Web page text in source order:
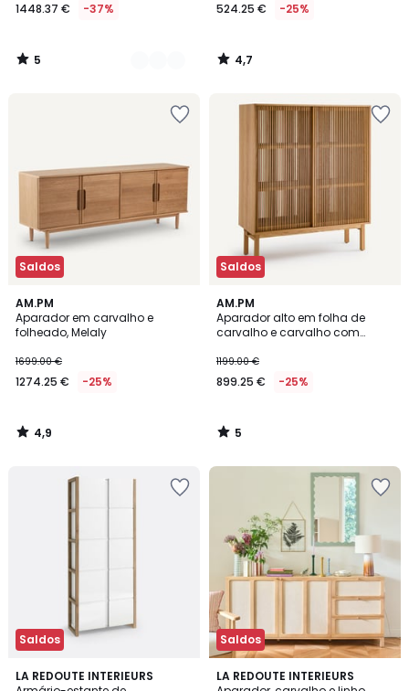
1448.37 € -37%
5
/
524.25 € -25%
4,7
/
Saldos
AM.PM
Aparador em carvalho e
folheado, Melaly
1699.00 €
1274.25 € -25%
4,9
/ 5
4,9
/
Saldos
AM.PM
Aparador alto em folha de
carvalho e carvalho com
1199.00 €
899.25 € -25%
5
/
5
5
/
Saldos
LA REDOUTE INTERIEURS
4,2
Saldos
LA REDOUTE INTERIEURS
1